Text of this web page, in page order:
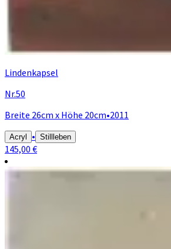
Lindenkapsel
Nr.50
Breite 26cm x Höhe 20cm•2011
Acryl • Stillleben
145,00 €